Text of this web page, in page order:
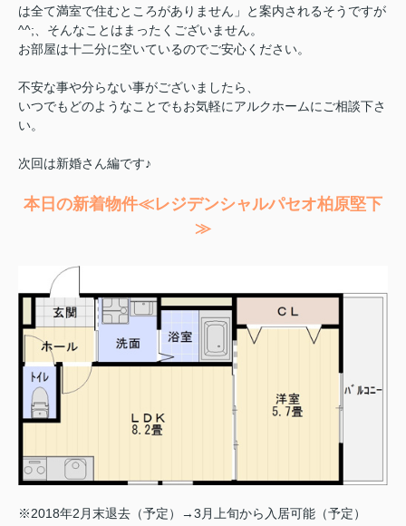
は全て満室で住むところがありません」と案内されるそうですが
^^;、そんなことはまったくございません。
お部屋は十二分に空いているのでご安心ください。
不安な事や分らない事がございましたら、
いつでもどのようなことでもお気軽にアルクホームにご相談下さ
い。
次回は新婚さん編です♪
本日の新着物件≪レジデンシャルパセオ柏原堅下
≫
※2018年2月末退去（予定）→3月上旬から入居可能（予定）